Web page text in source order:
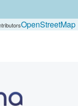
OpenStreetMap